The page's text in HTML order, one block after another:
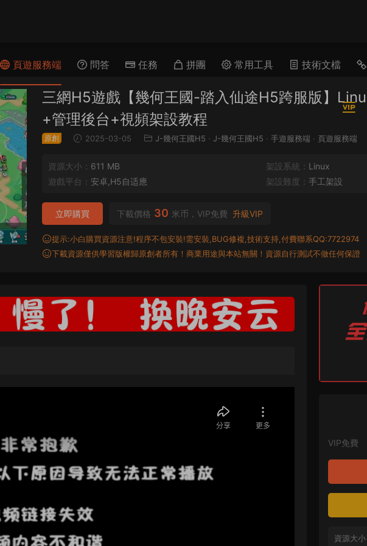
頁遊服務端 問答 任務 拼團 常用工具 技術文檔
三網H5遊戲【幾何王國-踏入仙途H5跨服版】
+管理後台+視頻架設教程
原創 2025-03-05 J-幾何王國H5 · J-幾何王國H5 · 手遊服務端 · 頁遊服務端
資源大小： 611 MB 架設系統： Linux
遊戲平台： 安卓,H5自适應 架設難度： 手工架設
下載價格 30 米币，VIP免費 升級VIP
立即購買
提示:小白購買資源注意!程序不包安裝!需安裝,BUG修複,技術支持,付費聯系QQ:7722974
下載資源僅供學習版權歸原創者所有！商業用途與本站無關！資源自行測試不做任何保證
VIP免費
資源大小